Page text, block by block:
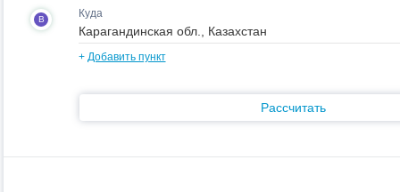
B Куда
+ Добавить пункт
Рассчитать